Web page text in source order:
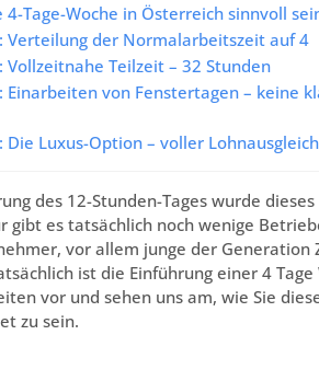
4-Tage-Woche in Österreich sinnvoll
Verteilung der Normalarbeitszeit auf 4
Vollzeitnahe Teilzeit – 32 Stunden
Einarbeiten von Fenstertagen – keine
Die Luxus-Option – voller
des 12-Stunden-Tages wurde
gibt es tatsächlich noch wenige
vor allem junge der
ist die Einführung einer 4
vor und sehen uns am, wie Sie
zu sein.